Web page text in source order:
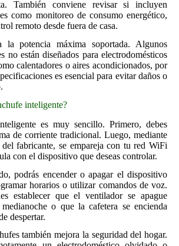
También conviene revisar si incluyen
como monitoreo de consumo energético,
remoto desde fuera de casa.
la potencia máxima soportada. Algunos
no están diseñados para electrodomésticos
calentadores o aires acondicionados, por
es esencial para evitar daños o
inteligente?
es muy sencillo. Primero, debes
de corriente tradicional. Luego, mediante
fabricante, se empareja con tu red WiFi
con el dispositivo que deseas controlar.
podrás encender o apagar el dispositivo
horarios o utilizar comandos de voz.
establecer que el ventilador se apague
o que la cafetera se encienda
despertar.
también mejora la seguridad del hogar.